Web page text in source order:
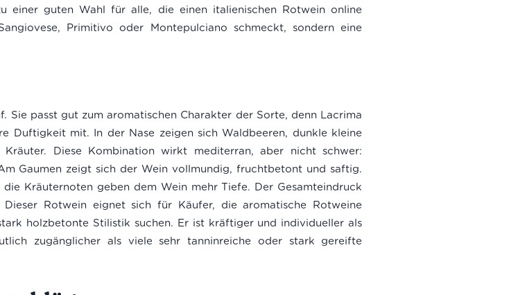
einer guten Wahl für alle, die einen italienischen Rotwein online
Primitivo oder Montepulciano schmeckt, sondern eine
Sie passt gut zum aromatischen Charakter der Sorte, denn Lacrima
Duftigkeit mit. In der Nase zeigen sich Waldbeeren, dunkle kleine
Diese Kombination wirkt mediterran, aber nicht schwer:
Gaumen zeigt sich der Wein vollmundig, fruchtbetont und saftig.
Kräuternoten geben dem Wein mehr Tiefe. Der Gesamteindruck
Rotwein eignet sich für Käufer, die aromatische Rotweine
holzbetonte Stilistik suchen. Er ist kräftiger und individueller als
zugänglicher als viele sehr tanninreiche oder stark gereifte